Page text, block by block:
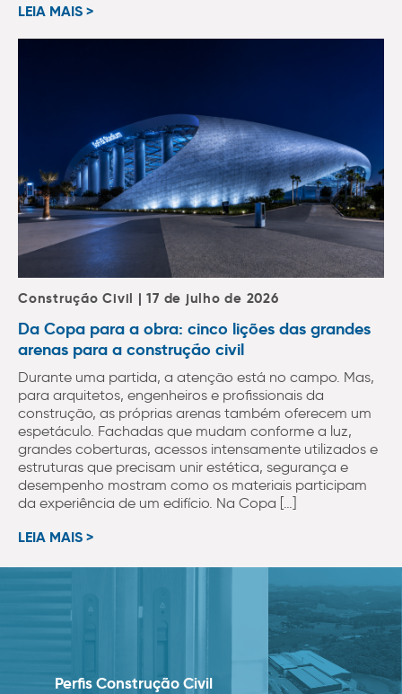
LEIA MAIS >
Construção Civil | 17 de julho de 2026
Da Copa para a obra: cinco lições das grandes
arenas para a construção civil
Durante uma partida, a atenção está no campo. Mas,
para arquitetos, engenheiros e profissionais da
construção, as próprias arenas também oferecem um
espetáculo. Fachadas que mudam conforme a luz,
grandes coberturas, acessos intensamente utilizados e
estruturas que precisam unir estética, segurança e
desempenho mostram como os materiais participam
da experiência de um edifício. Na Copa […]
LEIA MAIS >
Perfis Construção Civil